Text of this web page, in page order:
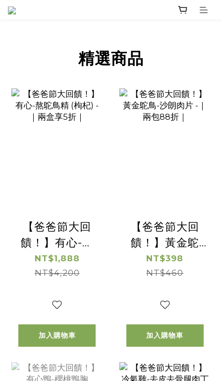
prev
精選商品
【爸爸節大回
饋！】有心-熬
鴕鳥精 (枸杞) -
｜兩盒享5折｜
NT$1,888
NT$4,200
加入購物車
【爸爸節大回
饋！】黃金鴕
鳥-沙朗肉片 -｜
兩包88折｜
NT$398
NT$460
加入購物車